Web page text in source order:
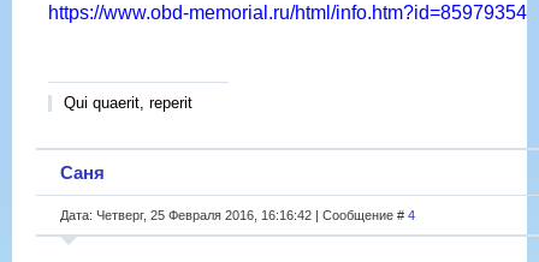
https://www.obd-memorial.ru/html/info.htm?id=85979354
Qui quaerit, reperit
Саня
Дата: Четверг, 25 Февраля 2016, 16:16:42 | Сообщение # 4